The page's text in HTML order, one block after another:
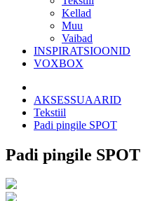
Kellad
Muu
Vaibad
INSPIRATSIOONID
VOXBOX
AKSESSUAARID
Tekstiil
Padi pingile SPOT
Padi pingile SPOT